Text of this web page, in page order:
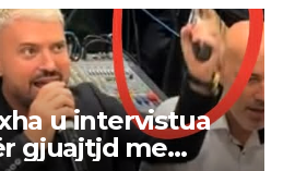
u intervistua
gjuajtjd me